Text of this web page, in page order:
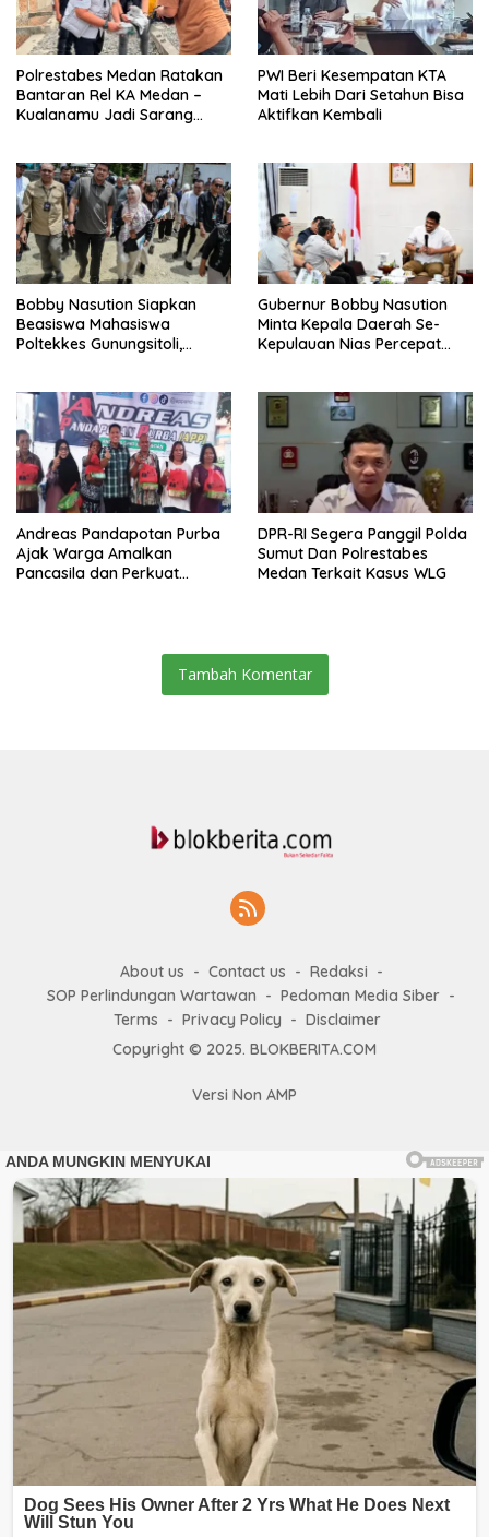
Polrestabes Medan Ratakan
Bantaran Rel KA Medan –
Kualanamu Jadi Sarang
Beragam Senjata Disita
PWI Beri Kesempatan KTA
Mati Lebih Dari Setahun Bisa
Aktifkan Kembali
Bobby Nasution Siapkan
Beasiswa Mahasiswa
Poltekkes Gunungsitoli,
Gubernur Bobby Nasution
Minta Kepala Daerah Se-
Kepulauan Nias Percepat
Andreas Pandapotan Purba
Ajak Warga Amalkan
Pancasila dan Perkuat
DPR-RI Segera Panggil Polda
Sumut Dan Polrestabes
Medan Terkait Kasus WLG
Tambah Komentar
About us Contact us
Redaksi
SOP Perlindungan Wartawan
Pedoman Media Siber
Terms
Privacy Policy
Disclaimer
Copyright © 2025. BLOKBERITA.COM
Versi Non AMP